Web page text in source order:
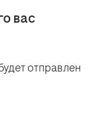
вас
отправлен